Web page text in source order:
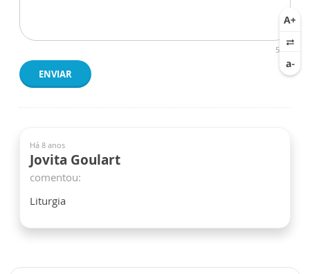
500
ENVIAR
Há 8 anos
Jovita Goulart
comentou:
Liturgia